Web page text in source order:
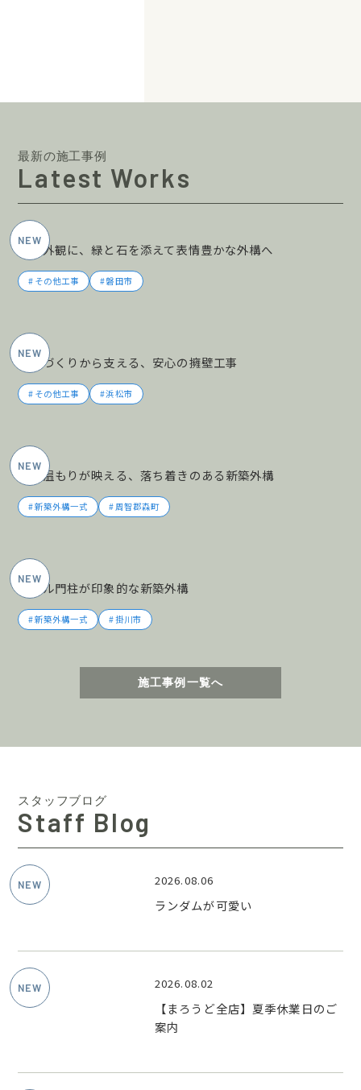
最新の施工事例
Latest Works
黒の外観に、緑と石を添えて表情豊かな外構へ
その他工事 磐田市
土地づくりから支える、安心の擁壁工事
その他工事 浜松市
木の温もりが映える、落ち着きのある新築外構
新築外構一式 周智郡森町
タイル門柱が印象的な新築外構
新築外構一式 掛川市
施工事例一覧へ
スタッフブログ
Staff Blog
2026.08.06
ランダムが可愛い
2026.08.02
【まろうど全店】夏季休業日のご
案内